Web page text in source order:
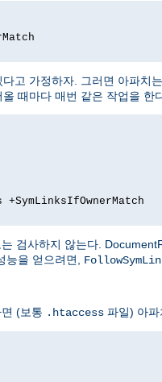
고 가정하자. 그러면 아파치는
때마다 매번 같은 작업을
는 검사하지 않는다.
능을 얻으려면,
(보통 .htaccess 파일) 아